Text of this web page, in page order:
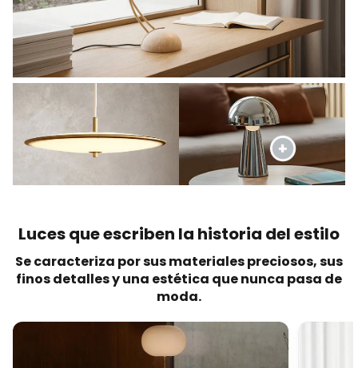
Luces que escriben la historia del estilo
Se caracteriza por sus materiales preciosos, sus
finos detalles y una estética que nunca pasa de
moda.